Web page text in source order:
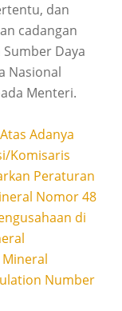
dan
cadangan
Daya
Nasional
Menteri.
Adanya
Komisaris
Peraturan
Nomor 48
di
Number